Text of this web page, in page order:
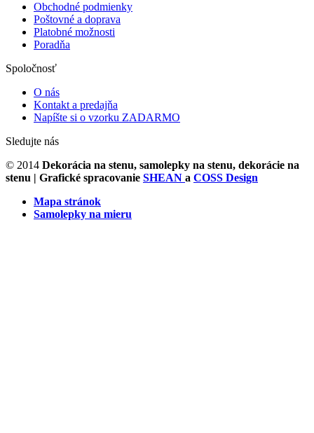
Obchodné podmienky
Poštovné a doprava
Platobné možnosti
Poradňa
Spoločnosť
O nás
Kontakt a predajňa
Napíšte si o vzorku ZADARMO
Sledujte nás
© 2014 Dekorácia na stenu, samolepky na stenu, dekorácie na
stenu
| Grafické spracovanie SHEAN a COSS Design
Mapa stránok
Samolepky na mieru